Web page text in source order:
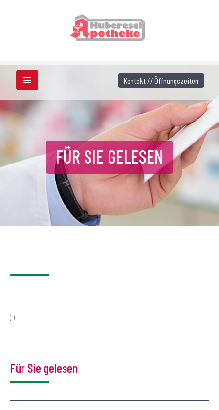
FÜR SIE GELESEN
(..)
Für Sie gelesen
Kontakt // Öffnungszeiten